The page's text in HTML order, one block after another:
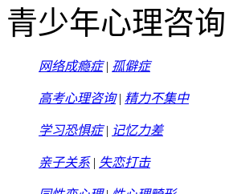
青少年心理咨询
网络成瘾症| 孤僻症
高考心理咨询| 精力不集中
学习恐惧症| 记忆力差
亲子关系 | 失恋打击